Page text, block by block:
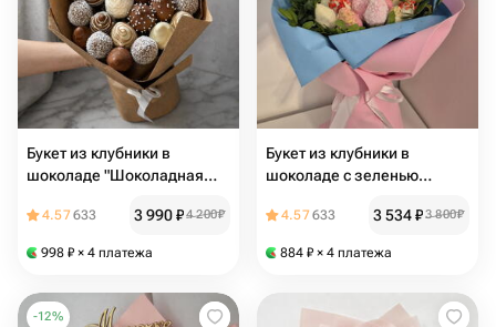
Букет из клубники в
шоколаде "Шоколадная
4.57633 3 990₽4 200₽
998 ₽ × 4 платежа
Букет из клубники в
шоколаде с зеленью
4.57633 3 534₽3 800₽
884 ₽ × 4 платежа
-12%